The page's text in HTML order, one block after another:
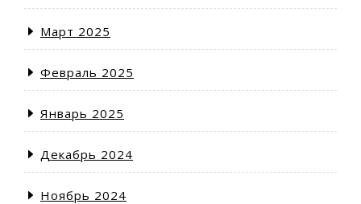
Март 2025
Февраль 2025
Январь 2025
Декабрь 2024
Ноябрь 2024